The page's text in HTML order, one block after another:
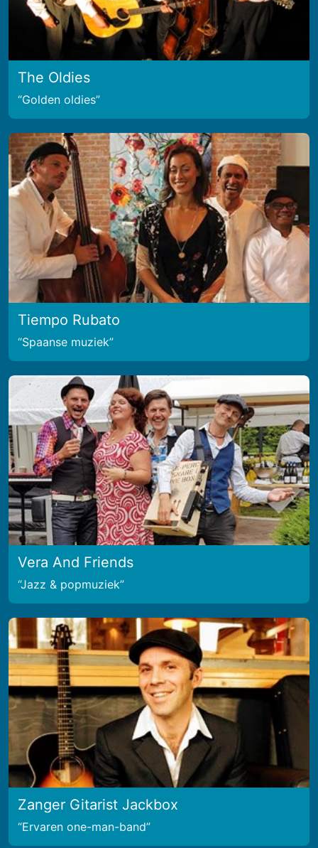
The Oldies
Golden oldies
Tiempo Rubato
Spaanse muziek
Vera And Friends
Jazz & popmuziek
Zanger Gitarist Jackbox
Ervaren one-man-band